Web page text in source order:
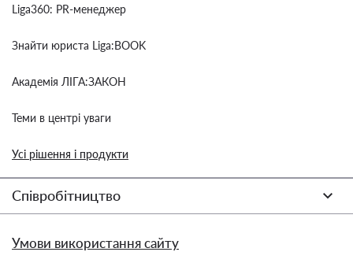
Liga360: PR-менеджер
Знайти юриста Liga:BOOK
Академія ЛІГА:ЗАКОН
Теми в центрі уваги
Усі рішення і продукти
Співробітництво
Умови використання сайту